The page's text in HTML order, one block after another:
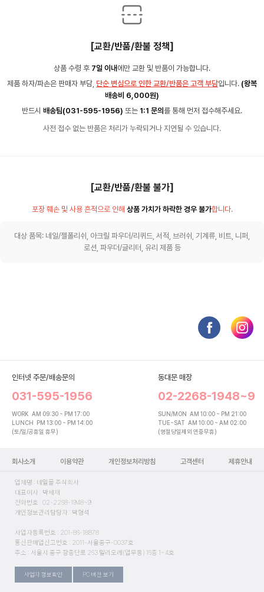
[교환/반품/환불 정책]
상품 수령 후 7일 이내에만 교환 및 반품이 가능합니다.
제품 하자/파손은 판매자 부담, 단순 변심으로 인한 교환/반품은 고객 부담입니다. (왕복
배송비 6,000원)
반드시 배송팀(031-595-1956) 또는 1:1 문의를 통해 먼저 접수해주세요.
사전 접수 없는 반품은 처리가 누락되거나 지연될 수 있습니다.
[교환/반품/환불 불가]
포장 훼손 및 사용 흔적으로 인해 상품 가치가 하락한 경우 불가합니다.
대상 품목: 네일/젤폴리쉬, 아크릴 파우더/리퀴드, 서적, 브러쉬, 기계류, 비트, 니퍼,
로션, 파우더/글리터, 유리 제품 등
인터넷 주문/배송문의
031-595-1956
WORK AM 09:30 ~ PM 17:00
LUNCH PM 13:00 ~ PM 14:00
(토/일/공휴일 휴무)
동대문 매장
02-2268-1948~9
SUN/MON AM 10:00 ~ PM 21:00
TUE~SAT AM 10:00 ~ AM 02:00
(명절당일제외 연중무휴)
회사소개 이용약관 개인정보처리방침 고객센터 제휴안내
업체명 : 네일몰 주식회사
대표이사 : 박세재
전화번호 : 02-2268-1948~9
개인정보관리담당자 : 박형석
사업자등록번호 : 201-86-18878
통신판매업신고번호 : 2011-서울중구-0037호
주소 : 서울시 중구 장충단로 263 밀리오레(업무동) 16층 1~4호
사업자 정보확인 PC 버전 보기